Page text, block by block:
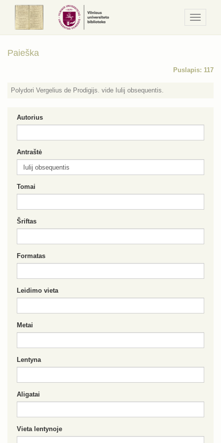
/
Meniu
Paieška
Puslapis: 117
Polydori Vergelius de Prodigijs. vide Iulij obsequentis.
Autorius
Antraštė
Tomai
Šriftas
Formatas
Leidimo vieta
Metai
Lentyna
Aligatai
Vieta lentynoje